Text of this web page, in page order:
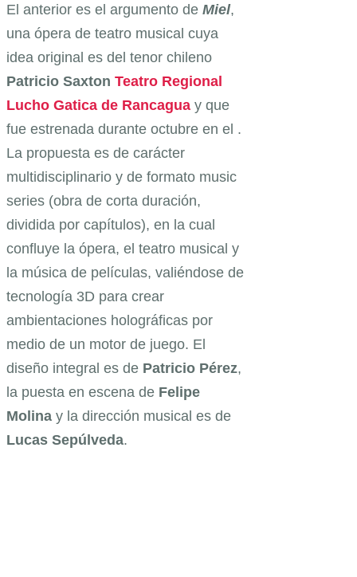
El anterior es el argumento de Miel,
una ópera de teatro musical cuya
idea original es del tenor chileno
Patricio Saxton Teatro Regional
Lucho Gatica de Rancagua y que
fue estrenada durante octubre en el .
La propuesta es de carácter
multidisciplinario y de formato music
series (obra de corta duración,
dividida por capítulos), en la cual
confluye la ópera, el teatro musical y
la música de películas, valiéndose de
tecnología 3D para crear
ambientaciones holográficas por
medio de un motor de juego. El
diseño integral es de Patricio Pérez,
la puesta en escena de Felipe
Molina y la dirección musical es de
Lucas Sepúlveda.